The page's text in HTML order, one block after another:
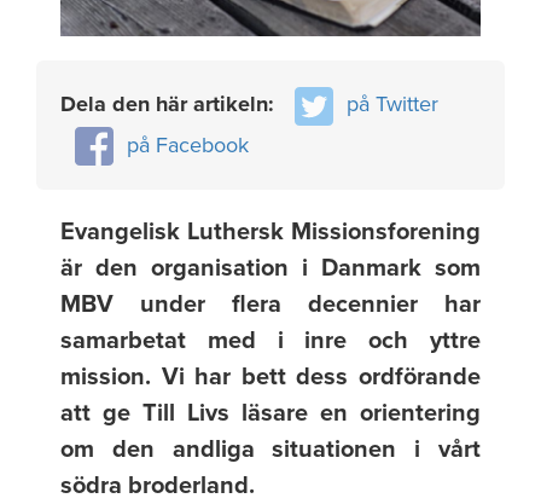
Dela den här artikeln:
på Twitter
på Facebook
Evangelisk Luthersk Missionsforening
är den organisation i Danmark som
MBV under flera decennier har
samarbetat med i inre och yttre
mission. Vi har bett dess ordförande
att ge Till Livs läsare en orientering
om den andliga situationen i vårt
södra broderland.